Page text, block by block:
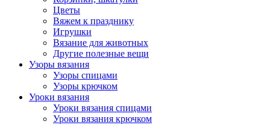
Цветы
Вяжем к празднику
Игрушки
Вязание для животных
Другие полезные вещи
Узоры вязания
Узоры спицами
Узоры крючком
Уроки вязания
Уроки вязания спицами
Уроки вязания крючком